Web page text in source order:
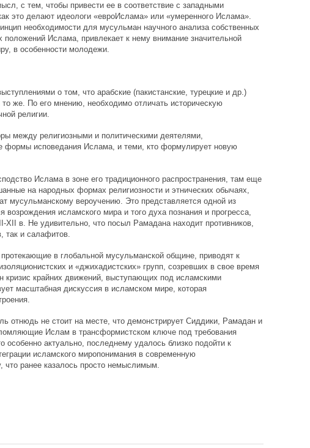
с тем, чтобы привести ее в соответствие с западными
это делают идеологи «евроИслама» или «умеренного Ислама».
необходимости для мусульман научного анализа собственных
положений Ислама, привлекает к нему внимание значительной
в особенности молодежи.
о том, что арабские (пакистанские, турецкие и др.)
же. По его мнению, необходимо отличать историческую
религии.
между религиозными и политическими деятелями,
формы исповедания Ислама, и теми, кто формулирует новую
Ислама в зоне его традиционного распространения, там еще
на народных формах религиозности и этнических обычаях,
мусульманскому вероучению. Это представляется одной из
возрождения исламского мира и того духа познания и прогресса,
в. Не удивительно, что посыл Рамадана находит противников,
так и салафитов.
в глобальной мусульманской общине, приводят к
и «джихадистских» групп, созревших в свое время
кризис крайних движений, выступающих под исламскими
масштабная дискуссия в исламском мире, которая
отнюдь не стоит на месте, что демонстрирует Сиддики, Рамадан и
Ислам в трансформистском ключе под требования
особенно актуально, последнему удалось близко подойти к
исламского миропонимания в современную
что ранее казалось просто немыслимым.